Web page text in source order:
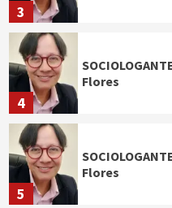
3
4
Flores
5
Flores